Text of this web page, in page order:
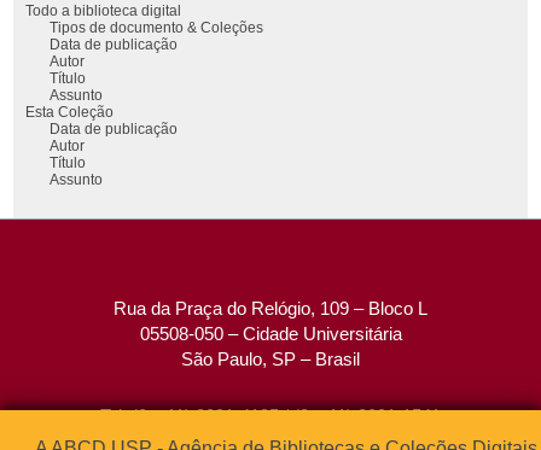
Todo a biblioteca digital
Tipos de documento & Coleções
Data de publicação
Autor
Título
Assunto
Esta Coleção
Data de publicação
Autor
Título
Assunto
Rua da Praça do Relógio, 109 – Bloco L
05508-050 – Cidade Universitária
São Paulo, SP – Brasil
Tel: (0xx11) 3091-4195 / (0xx11) 3091-1541
Fax: (0xx11) 3091-1567